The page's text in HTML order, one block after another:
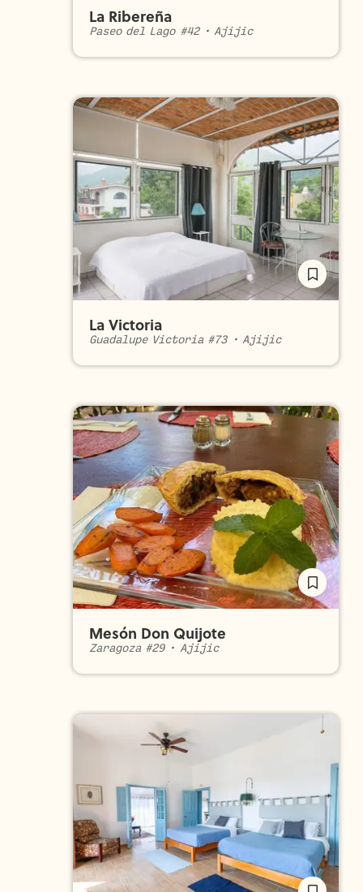
La Ribereña
Paseo del Lago #42•Ajijic
La Victoria
Guadalupe Victoria #73• Ajijic
Mesón Don Quijote
Zaragoza #29• Ajijic